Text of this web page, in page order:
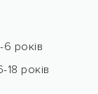
6 років
18 років